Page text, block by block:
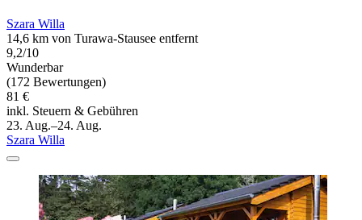
Szara Willa
14,6 km von Turawa-Stausee entfernt
9,2/10
Wunderbar
(172 Bewertungen)
81 €
inkl. Steuern & Gebühren
23. Aug.–24. Aug.
Szara Willa